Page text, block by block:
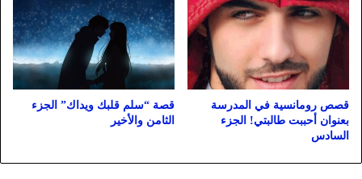
قصص رومانسية في المدرسة
بعنوان أحببت طالبتي! الجزء
السادس
قصة “سلم قلبك ويداك” الجزء
الثامن والأخير